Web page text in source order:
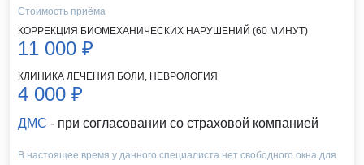
Стоимость приёма
КОРРЕКЦИЯ БИОМЕХАНИЧЕСКИХ НАРУШЕНИЙ (60 МИНУТ)
11 000 ₽
КЛИНИКА ЛЕЧЕНИЯ БОЛИ, НЕВРОЛОГИЯ
4 000 ₽
ДМС - при согласовании со страховой компанией
В настоящее время у данного специалиста нет свободного окна для